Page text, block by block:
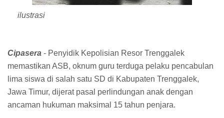
ilustrasi
Cipasera - Penyidik Kepolisian Resor Trenggalek
memastikan ASB, oknum guru terduga pelaku pencabulan
lima siswa di salah satu SD di Kabupaten Trenggalek,
Jawa Timur, dijerat pasal perlindungan anak dengan
ancaman hukuman maksimal 15 tahun penjara.